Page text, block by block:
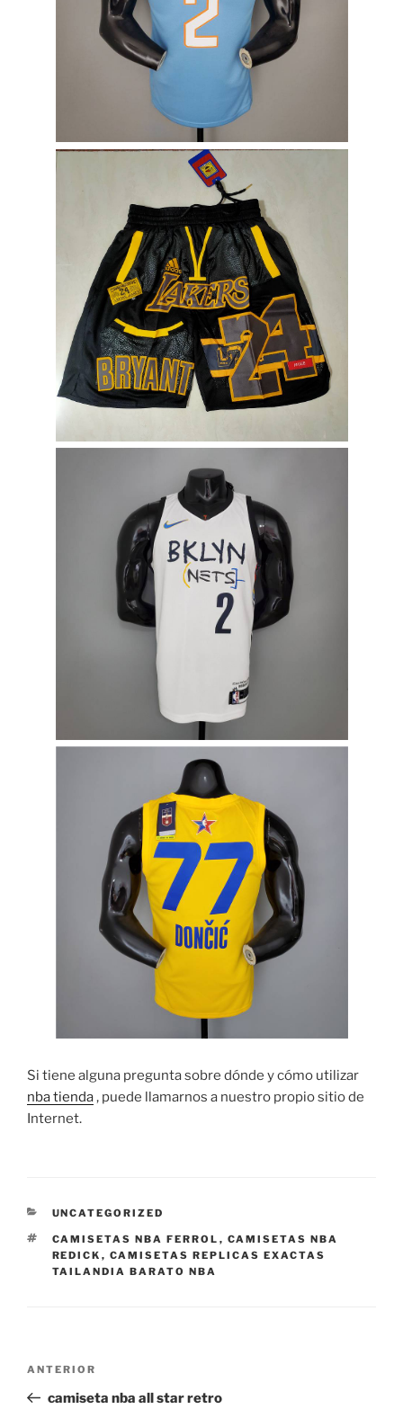
Si tiene alguna pregunta sobre dónde y cómo utilizar
nba tienda, puede llamarnos a nuestro propio sitio de
Internet.
CATEGORÍAS
UNCATEGORIZED
ETIQUETAS
CAMISETAS NBA FERROL , CAMISETAS NBA
REDICK , CAMISETAS REPLICAS EXACTAS
TAILANDIA BARATO NBA
entradas
Entrada
anterior:
ANTERIOR
camiseta nba all star retro